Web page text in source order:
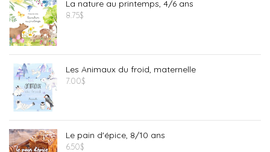
La nature au printemps, 4/6 ans
8.75$
Les Animaux du froid, maternelle
7.00$
Le pain d'épice, 8/10 ans
6.50$